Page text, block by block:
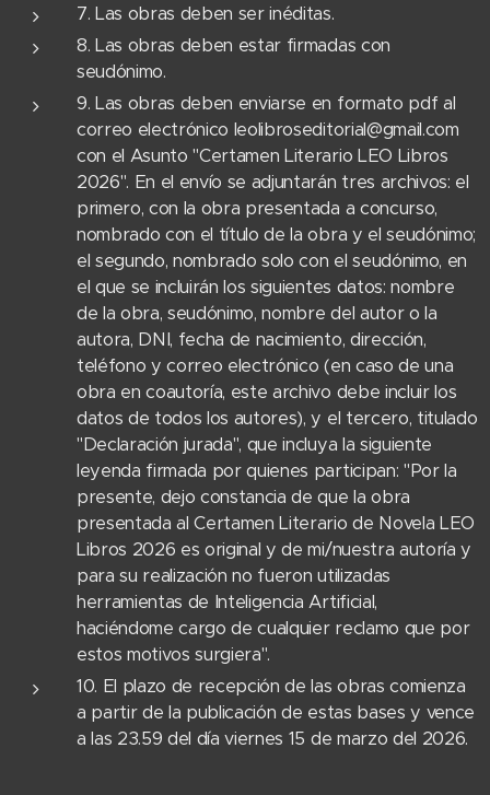
7. Las obras deben ser inéditas.
8. Las obras deben estar firmadas con
seudónimo.
9. Las obras deben enviarse en formato pdf al
correo electrónico leolibroseditorial@gmail.com
con el Asunto "Certamen Literario LEO Libros
2026". En el envío se adjuntarán tres archivos: el
primero, con la obra presentada a concurso,
nombrado con el título de la obra y el seudónimo;
el segundo, nombrado solo con el seudónimo, en
el que se incluirán los siguientes datos: nombre
de la obra, seudónimo, nombre del autor o la
autora, DNI, fecha de nacimiento, dirección,
teléfono y correo electrónico (en caso de una
obra en coautoría, este archivo debe incluir los
datos de todos los autores), y el tercero, titulado
"Declaración jurada", que incluya la siguiente
leyenda firmada por quienes participan: "Por la
presente, dejo constancia de que la obra
presentada al Certamen Literario de Novela LEO
Libros 2026 es original y de mi/nuestra autoría y
para su realización no fueron utilizadas
herramientas de Inteligencia Artificial,
haciéndome cargo de cualquier reclamo que por
estos motivos surgiera".
10. El plazo de recepción de las obras comienza
a partir de la publicación de estas bases y vence
a las 23.59 del día viernes 15 de marzo del 2026.